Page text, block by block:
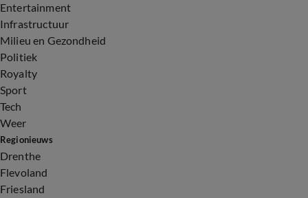
Entertainment
Infrastructuur
Milieu en Gezondheid
Politiek
Royalty
Sport
Tech
Weer
Regionieuws
Drenthe
Flevoland
Friesland